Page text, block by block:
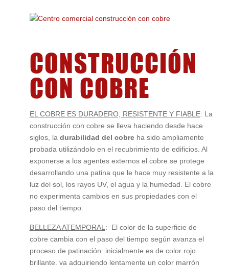
CONSTRUCCIÓN
CON COBRE
EL COBRE ES DURADERO, RESISTENTE Y FIABLE: La
construcción con cobre se lleva haciendo desde hace
siglos, la durabilidad del cobreha sido ampliamente
probada utilizándolo en el recubrimiento de edificios. Al
exponerse a los agentes externos el cobre se protege
desarrollando una patina que le hace muy resistente a la
luz del sol, los rayos UV, el agua y la humedad. El cobre
no experimenta cambios en sus propiedades con el
paso del tiempo.
BELLEZA ATEMPORAL : El color de la superficie de
cobre cambia con el paso del tiempo según avanza el
proceso de patinación: inicialmente es de color rojo
brillante, va adquiriendo lentamente un color marrón